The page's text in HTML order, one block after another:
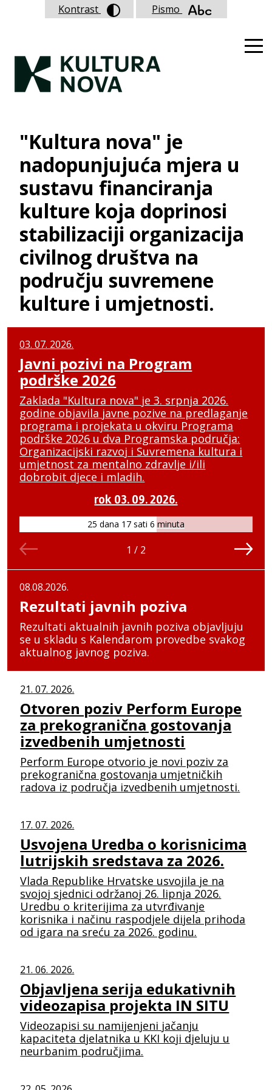
"Kultura nova" je
nadopunjujuća mjera u
sustavu financiranja
kulture koja doprinosi
stabilizaciji organizacija
civilnog društva na
području suvremene
kulture i umjetnosti.
03. 07. 2026.
Javni pozivi na Program
podrške 2026
Zaklada "Kultura nova" je 3. srpnja 2026.
godine objavila javne pozive na predlaganje
programa i projekata u okviru Programa
podrške 2026 u dva Programska područja:
Organizacijski razvoj i Suvremena kultura i
umjetnost za mentalno zdravlje i/ili
dobrobit djece i mladih.
rok 03. 09. 2026.
25 dana 17 sati 6 minuta
1 / 2
08.08.2026.
Rezultati javnih poziva
Rezultati aktualnih javnih poziva objavljuju
se u skladu s Kalendarom provedbe svakog
aktualnog javnog poziva.
21. 07. 2026.
Otvoren poziv Perform Europe
za prekogranična gostovanja
izvedbenih umjetnosti
Perform Europe otvorio je novi poziv za
prekogranična gostovanja umjetničkih
radova iz područja izvedbenih umjetnosti.
17. 07. 2026.
Usvojena Uredba o korisnicima
lutrijskih sredstava za 2026.
Vlada Republike Hrvatske usvojila je na
svojoj sjednici održanoj 26. lipnja 2026.
Uredbu o kriterijima za utvrđivanje
korisnika i načinu raspodjele dijela prihoda
od igara na sreću za 2026. godinu.
21. 06. 2026.
Objavljena serija edukativnih
videozapisa projekta IN SITU
Videozapisi su namijenjeni jačanju
kapaciteta djelatnika u KKI koji djeluju u
neurbanim područjima.
Kontrast Pismo